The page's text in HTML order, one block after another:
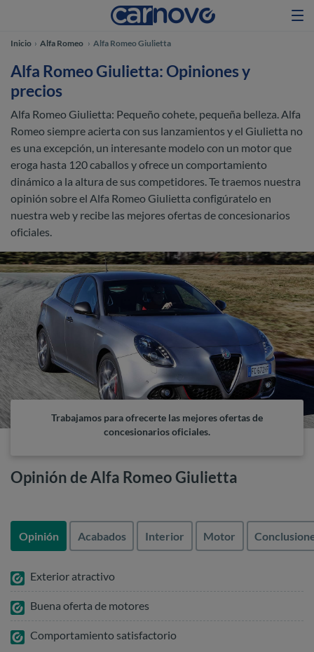
Inicio Alfa Romeo Alfa Romeo Giulietta
Alfa Romeo Giulietta: Opiniones y
precios
Alfa Romeo Giulietta: Pequeño cohete, pequeña belleza. Alfa
Romeo siempre acierta con sus lanzamientos y el Giulietta no
es una excepción, un interesante modelo con un motor que
eroga hasta 120 caballos y ofrece un comportamiento
dinámico a la altura de sus competidores. Te traemos nuestra
opinión sobre el Alfa Romeo Giulietta configúratelo en
nuestra web y recibe las mejores ofertas de concesionarios
oficiales.
Trabajamos para ofrecerte las mejores ofertas de
concesionarios oficiales.
Opinión de Alfa Romeo Giulietta
Opinión Acabados Interior Motor
Exterior atractivo
Buena oferta de motores
Comportamiento satisfactorio